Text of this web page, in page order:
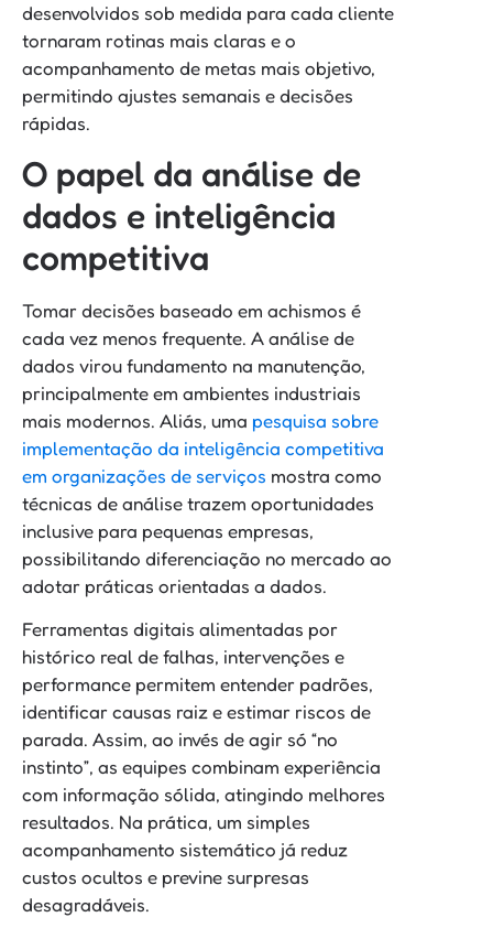
desenvolvidos sob medida para cada cliente
tornaram rotinas mais claras e o
acompanhamento de metas mais objetivo,
permitindo ajustes semanais e decisões
rápidas.
O papel da análise de
dados e inteligência
competitiva
Tomar decisões baseado em achismos é
cada vez menos frequente. A análise de
dados virou fundamento na manutenção,
principalmente em ambientes industriais
mais modernos. Aliás, uma pesquisa sobre
implementação da inteligência competitiva
em organizações de serviços mostra como
técnicas de análise trazem oportunidades
inclusive para pequenas empresas,
possibilitando diferenciação no mercado ao
adotar práticas orientadas a dados.
Ferramentas digitais alimentadas por
histórico real de falhas, intervenções e
performance permitem entender padrões,
identificar causas raiz e estimar riscos de
parada. Assim, ao invés de agir só “no
instinto”, as equipes combinam experiência
com informação sólida, atingindo melhores
resultados. Na prática, um simples
acompanhamento sistemático já reduz
custos ocultos e previne surpresas
desagradáveis.